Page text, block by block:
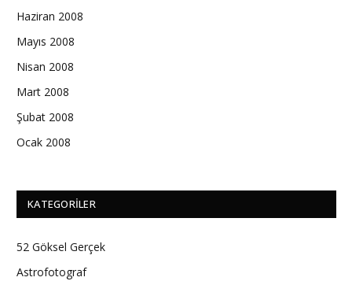
Haziran 2008
Mayıs 2008
Nisan 2008
Mart 2008
Şubat 2008
Ocak 2008
KATEGORILER
52 Göksel Gerçek
Astrofotograf